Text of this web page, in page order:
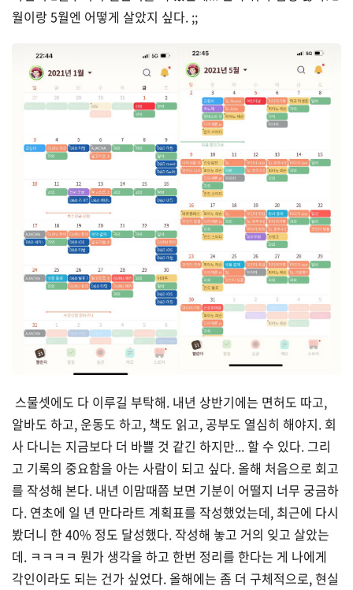
월이랑 5월엔 어떻게 살았지 싶다. ;;
스물셋에도 다 이루길 부탁해. 내년 상반기에는 면허도 따고,
알바도 하고, 운동도 하고, 책도 읽고, 공부도 열심히 해야지. 회
사 다니는 지금보다 더 바쁠 것 같긴 하지만... 할 수 있다. 그리
고 기록의 중요함을 아는 사람이 되고 싶다. 올해 처음으로 회고
를 작성해 본다. 내년 이맘때쯤 보면 기분이 어떨지 너무 궁금하
다. 연초에 일 년 만다라트 계획표를 작성했었는데, 최근에 다시
봤더니 한 40% 정도 달성했다. 작성해 놓고 거의 잊고 살았는
데. ㅋㅋㅋㅋ 뭔가 생각을 하고 한번 정리를 한다는 게 나에게
각인이라도 되는 건가 싶었다. 올해에는 좀 더 구체적으로, 현실